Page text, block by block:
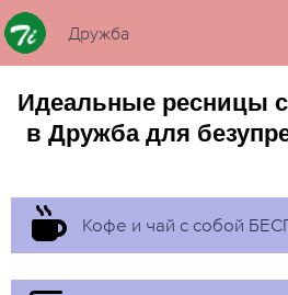
Дружба
Идеальные ресницы
в Дружба для
Кофе и чай с собой